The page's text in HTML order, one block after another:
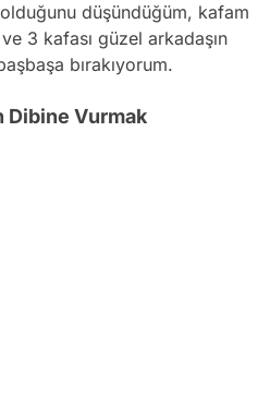
düşündüğüm, kafam
3 kafası güzel arkadaşın
bırakıyorum.
Dibine Vurmak